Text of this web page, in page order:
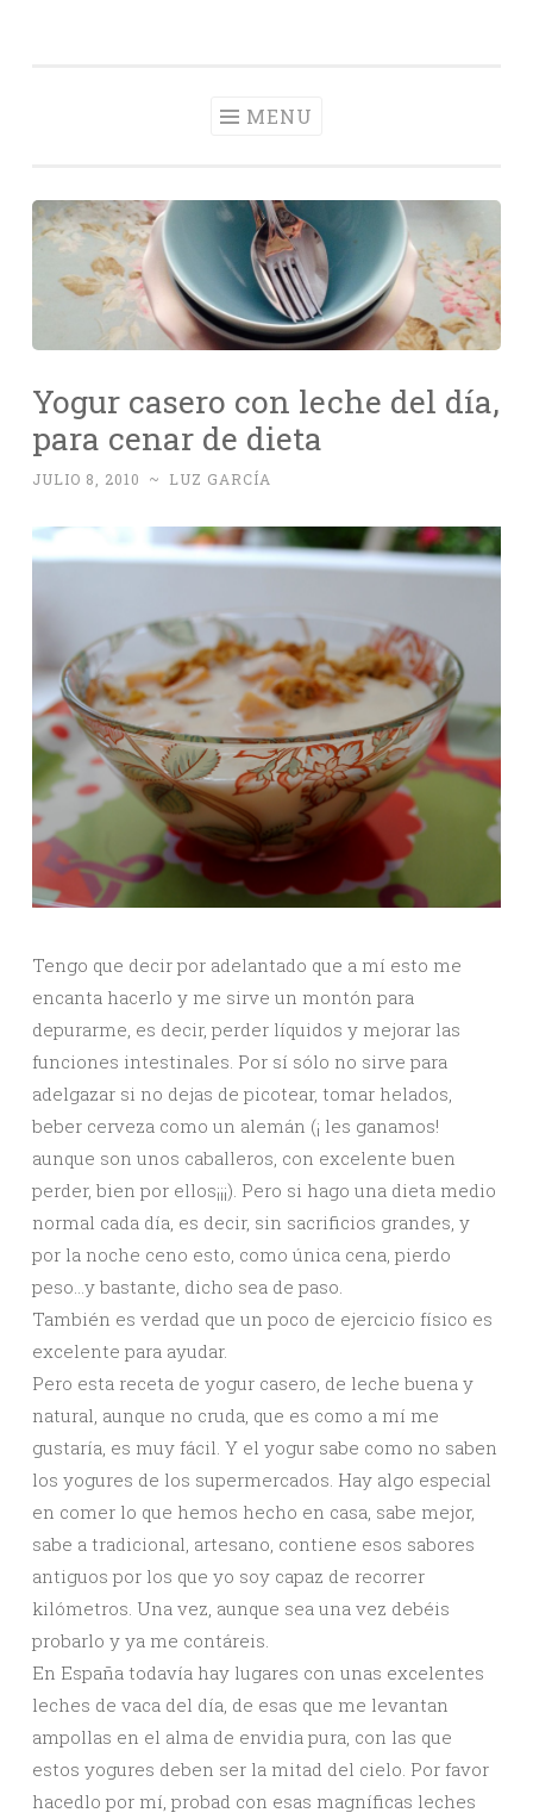
MENU
Yogur casero con leche del día,
para cenar de dieta
JULIO 8, 2010 ~ LUZ GARCÍA
Tengo que decir por adelantado que a mí esto me
encanta hacerlo y me sirve un montón para
depurarme, es decir, perder líquidos y mejorar las
funciones intestinales. Por sí sólo no sirve para
adelgazar si no dejas de picotear, tomar helados,
beber cerveza como un alemán (¡ les ganamos!
aunque son unos caballeros, con excelente buen
perder, bien por ellos¡¡¡). Pero si hago una dieta medio
normal cada día, es decir, sin sacrificios grandes, y
por la noche ceno esto, como única cena, pierdo
peso…y bastante, dicho sea de paso.
También es verdad que un poco de ejercicio físico es
excelente para ayudar.
Pero esta receta de yogur casero, de leche buena y
natural, aunque no cruda, que es como a mí me
gustaría, es muy fácil. Y el yogur sabe como no saben
los yogures de los supermercados. Hay algo especial
en comer lo que hemos hecho en casa, sabe mejor,
sabe a tradicional, artesano, contiene esos sabores
antiguos por los que yo soy capaz de recorrer
kilómetros. Una vez, aunque sea una vez debéis
probarlo y ya me contáreis.
En España todavía hay lugares con unas excelentes
leches de vaca del día, de esas que me levantan
ampollas en el alma de envidia pura, con las que
estos yogures deben ser la mitad del cielo. Por favor
hacedlo por mí, probad con esas magníficas leches